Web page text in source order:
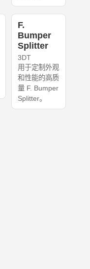
F.
Bumper
Splitter
3DT
用于定制外观
和性能的高质
量 F. Bumper
Splitter。